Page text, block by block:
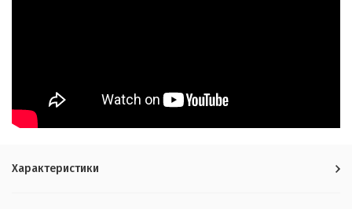
Характеристики